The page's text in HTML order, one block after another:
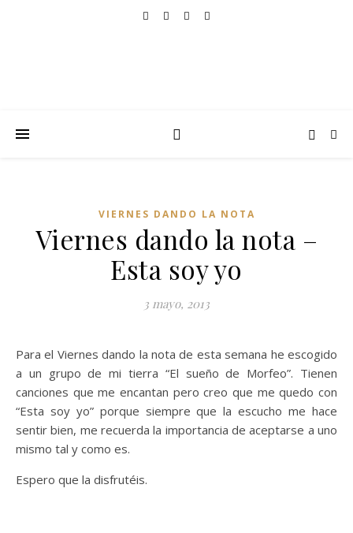
VIERNES DANDO LA NOTA
Viernes dando la nota –
Esta soy yo
3 mayo, 2013
Para el Viernes dando la nota de esta semana he escogido
a un grupo de mi tierra “El sueño de Morfeo”. Tienen
canciones que me encantan pero creo que me quedo con
“Esta soy yo” porque siempre que la escucho me hace
sentir bien, me recuerda la importancia de aceptarse a uno
mismo tal y como es.
Espero que la disfrutéis.